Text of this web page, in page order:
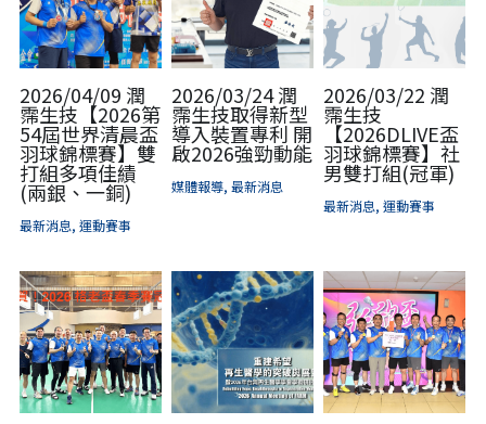
2026/04/09 潤
霈生技【2026第
54屆世界清晨盃
羽球錦標賽】雙
打組多項佳績
(兩銀、一銅)
最新消息, 運動賽事
2026/03/24 潤
霈生技取得新型
導入裝置專利 開
啟2026強勁動能
媒體報導, 最新消息
2026/03/22 潤
霈生技
【2026DLIVE盃
羽球錦標賽】社
男雙打組(冠軍)
最新消息, 運動賽事